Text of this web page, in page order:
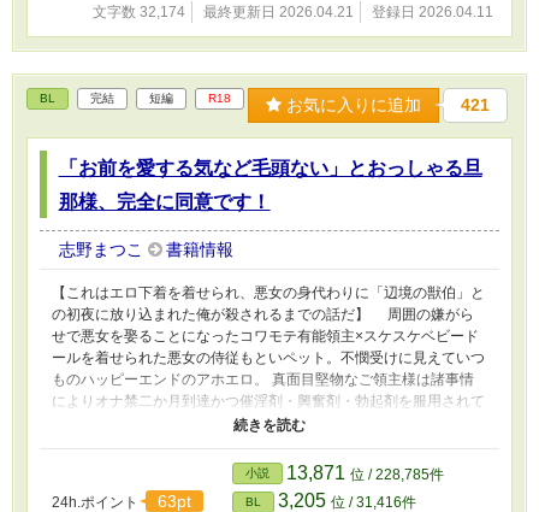
文字数 32,174 最終更新日 2026.04.21 登録日 2026.04.11
BL 完結 短編 R18 お気に入りに追加 421
「お前を愛する気など毛頭ない」とおっしゃる旦
那様、完全に同意です！
志野まつこ 書籍情報
【これはエロ下着を着せられ、悪女の身代わりに「辺境の獣伯」と
の初夜に放り込まれた俺が殺されるまでの話だ】 周囲の嫌がら
せで悪女を娶ることになったコワモテ有能領主×スケスケベビード
ールを着せられた悪女の侍従もといペット。不憫受けに見えていつ
ものハッピーエンドのアホエロ。 真面目堅物なご領主様は諸事情
によりオナ禁二か月到達かつ催淫剤・興奮剤・勃起剤を服用されて
おられます。 ゆるふわ設定＆「タイトルと思ってたんと違う」な
内容を許せる方に。
24h.ポイント 63pt
小説 13,871 位 / 228,785件
BL 3,205 位 / 31,416件